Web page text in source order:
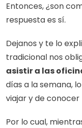
Entonces, ¿son
respuesta es sí.
Dejanos y te lo
tradicional nos
asistir a las
días a la semana,
viajar y de conocer
Por lo cual,